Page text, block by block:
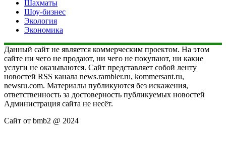
Шахматы
Шоу-бизнес
Экология
Экономика
Данный сайт не является коммерческим проектом. На этом
сайте ни чего не продают, ни чего не покупают, ни какие
услуги не оказываются. Сайт представляет собой ленту
новостей RSS канала news.rambler.ru, kommersant.ru,
newsru.com. Материалы публикуются без искажения,
ответственность за достоверность публикуемых новостей
Администрация сайта не несёт.
Сайт от bmb2 @ 2024